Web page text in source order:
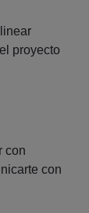
proyecto
con
con